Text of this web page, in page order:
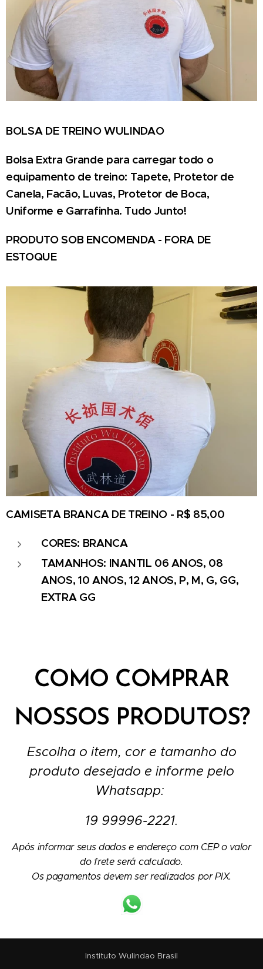
BOLSA DE TREINO WULINDAO
Bolsa Extra Grande para carregar todo o
equipamento de treino: Tapete, Protetor de
Canela, Facão, Luvas, Protetor de Boca,
Uniforme e Garrafinha. Tudo Junto!
PRODUTO SOB ENCOMENDA - FORA DE
ESTOQUE
CAMISETA BRANCA DE TREINO - R$ 85,00
CORES: BRANCA
TAMANHOS: INANTIL 06 ANOS, 08
ANOS, 10 ANOS, 12 ANOS, P, M, G, GG,
EXTRA GG
COMO COMPRAR
NOSSOS PRODUTOS?
Escolha o item, cor e tamanho do
produto desejado e informe pelo
Whatsapp:
19 99996-2221.
Após informar seus dados e endereço com CEP o valor
do frete será calculado.
Os pagamentos devem ser realizados por PIX.
Instituto Wulindao Brasil